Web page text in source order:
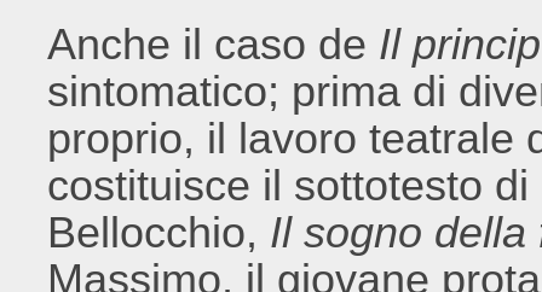
Anche il caso de Il
sintomatico; prima di
proprio, il lavoro teatrale
costituisce il sottotesto
Bellocchio, Il sogno della
Massimo, il giovane